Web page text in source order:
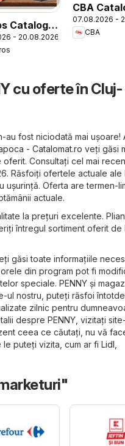
Catalog
- 20.08.2026
CBA
07.08.2026 -
CBA
cu oferte în Cluj-
au fost niciodată mai ușoare!
- Catalomat.ro veți găsi
Consultați cel mai
Răsfoiți ofertele actuale ale
Oferta are termen-
actuale.
la prețuri excelente.
întregul sortiment oferit de
găsi toate informațiile
din program pot fi
speciale. PENNY și
ul nostru, puteți răsfoi
zilnic pentru
despre PENNY, vizitați
ceea ce căutați, nu vă
le puteți vizita, cum ar fi Lidl